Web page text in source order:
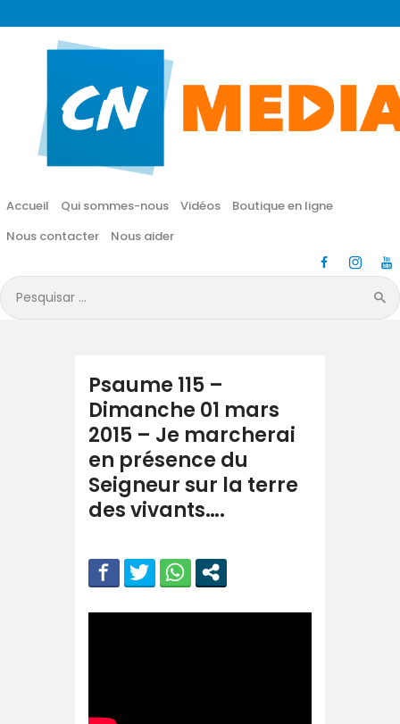
Accueil Qui sommes-nous Vidéos
Boutique en ligne
Nous contacter
Nous aider
Pesquisar
por:
CN MÉDIA
Une vie nouvelle en JESUS !
Accueil
Vidéos
Boutique en ligne
Nous aider
Psaume 115 –
Dimanche 01 mars
2015 – Je marcherai
en présence du
Seigneur sur la terre
des vivants….